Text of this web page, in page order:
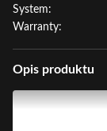
System:
Warranty:
Opis produktu